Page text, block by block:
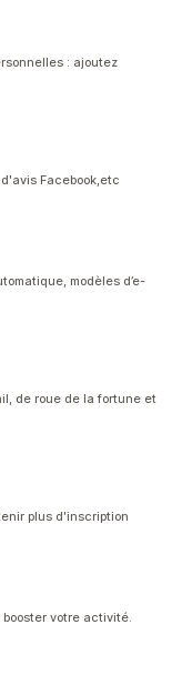
: ajoutez
Facebook,etc
modèles d’e-
de roue de la fortune et
plus d'inscription
votre activité.